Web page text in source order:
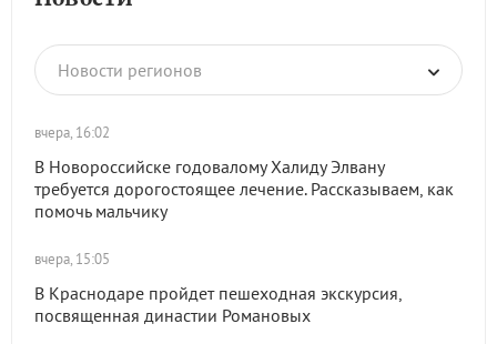
Новости регионов
вчера, 16:02
В Новороссийске годовалому Халиду Элвану
требуется дорогостоящее лечение. Рассказываем, как
помочь мальчику
вчера, 15:05
В Краснодаре пройдет пешеходная экскурсия,
посвященная династии Романовых